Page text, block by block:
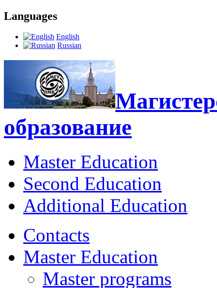
Languages
English
Russian
образование
Master Education
Second Education
Additional Education
Contacts
Master Education
Master programs